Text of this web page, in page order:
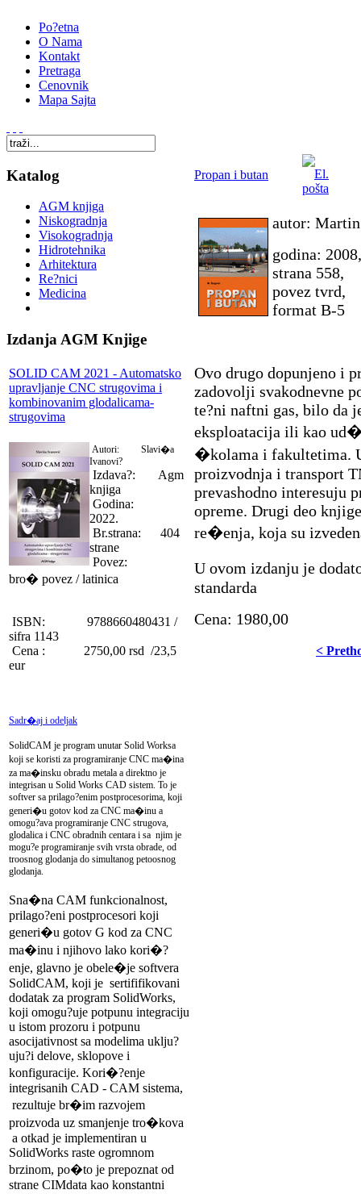
Po?etna
O Nama
Kontakt
Pretraga
Cenovnik
Mapa Sajta
Katalog
AGM knjiga
Niskogradnja
Visokogradnja
Hidrotehnika
Arhitektura
Re?nici
Medicina
Izdanja AGM Knjige
SOLID CAM 2021 - Automatsko
upravljanje CNC strugovima i
kombinovanim glodalicama-
strugovima
Autori: Slavi�a
Ivanovi?
Izdava?: Agm
knjiga
Godina:
2022.
Br.strana: 404
strane
Povez:
bro� povez / latinica
ISBN: 9788660480431 /
sifra 1143
Cena : 2750,00 rsd /23,5
eur
Sadr�aj i odeljak
SolidCAM je program unutar Solid Worksa
koji se koristi za programiranje CNC ma�ina
za ma�insku obradu metala a direktno je
integrisan u Solid Works CAD sistem. To je
softver sa prilago?enim postprocesorima, koji
generi�u gotov kod za CNC ma�inu a
omogu?ava programiranje CNC strugova,
glodalica i CNC obradnih centara i sa njim je
mogu?e programiranje svih vrsta obrade, od
troosnog glodanja do simultanog petoosnog
glodanja.
Sna�na CAM funkcionalnost,
prilago?eni postprocesori koji
generi�u gotov G kod za CNC
ma�inu i njihovo lako kori�?
enje, glavno je obele�je softvera
SolidCAM, koji je sertififikovani
dodatak za program SolidWorks,
koji omogu?uje potpunu integraciju
u istom prozoru i potpunu
asocijativnost sa modelima uklju?
uju?i delove, sklopove i
konfiguracije. Kori�?enje
integrisanih CAD - CAM sistema,
rezultuje br�im razvojem
proizvoda uz smanjenje tro�kova
a otkad je implementiran u
SolidWorks raste ogromnom
brzinom, po�to je prepoznat od
strane CIMdata kao konstantni
Propan i butan
autor:
godina: 2008,
strana 558,
povez tvrd,
format B-5
Ovo drugo dopunjeno i
zadovolji svakodnevne
te?ni naftni gas, bilo da
eksploatacija ili kao
�kolama i fakultetima.
proizvodnja i transport
prevashodno interesuju
opreme. Drugi deo
re�enja, koja su
U ovom izdanju je
standarda
Cena: 1980,00
<